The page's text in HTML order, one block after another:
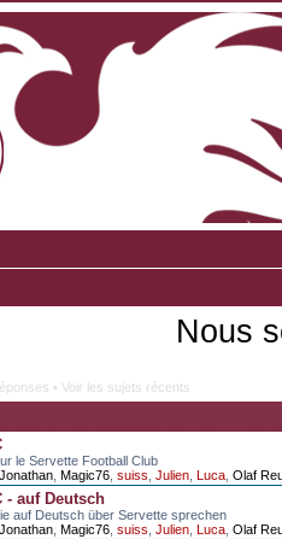
Nous
• Voir les sujets récents
le Servette Football Club
Jonathan Magic76 suiss Julien Luca Olaf
- auf Deutsch
auf Deutsch über Servette sprechen
Jonathan Magic76 suiss Julien Luca Olaf